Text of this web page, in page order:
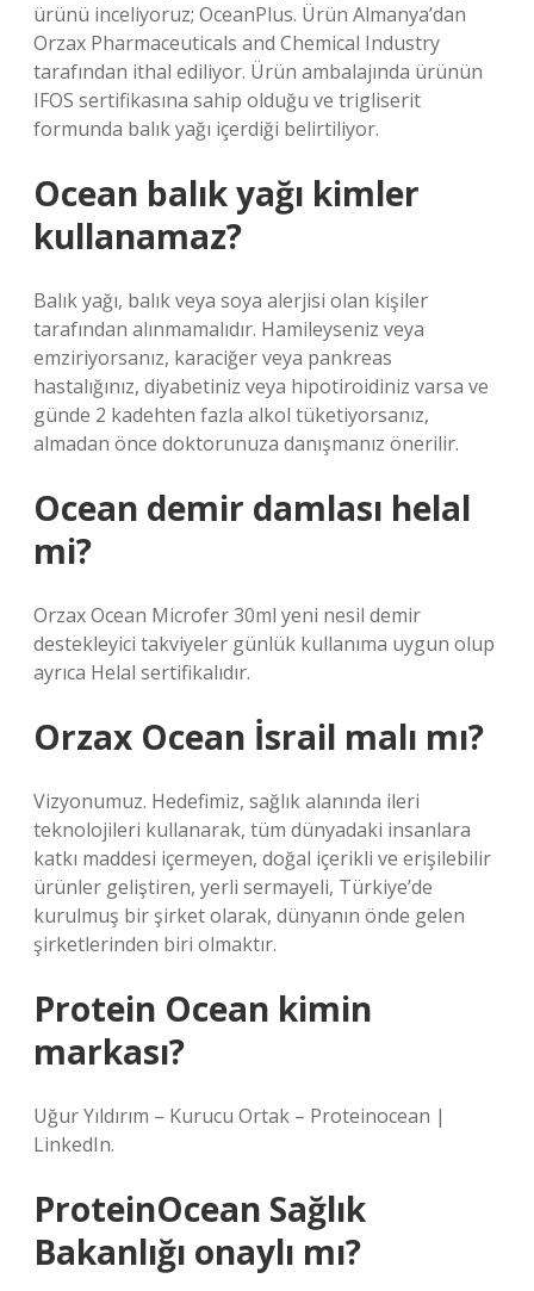
ürünü inceliyoruz; OceanPlus. Ürün Almanya’dan
Orzax Pharmaceuticals and Chemical Industry
tarafından ithal ediliyor. Ürün ambalajında ​​ürünün
IFOS sertifikasına sahip olduğu ve trigliserit
formunda balık yağı içerdiği belirtiliyor.
Ocean balık yağı kimler
kullanamaz?
Balık yağı, balık veya soya alerjisi olan kişiler
tarafından alınmamalıdır. Hamileyseniz veya
emziriyorsanız, karaciğer veya pankreas
hastalığınız, diyabetiniz veya hipotiroidiniz varsa ve
günde 2 kadehten fazla alkol tüketiyorsanız,
almadan önce doktorunuza danışmanız önerilir.
Ocean demir damlası helal
mi?
Orzax Ocean Microfer 30ml yeni nesil demir
destekleyici takviyeler günlük kullanıma uygun olup
ayrıca Helal sertifikalıdır.
Orzax Ocean İsrail malı mı?
Vizyonumuz. Hedefimiz, sağlık alanında ileri
teknolojileri kullanarak, tüm dünyadaki insanlara
katkı maddesi içermeyen, doğal içerikli ve erişilebilir
ürünler geliştiren, yerli sermayeli, Türkiye’de
kurulmuş bir şirket olarak, dünyanın önde gelen
şirketlerinden biri olmaktır.
Protein Ocean kimin
markası?
Uğur Yıldırım – Kurucu Ortak – Proteinocean |
LinkedIn.
ProteinOcean Sağlık
Bakanlığı onaylı mı?